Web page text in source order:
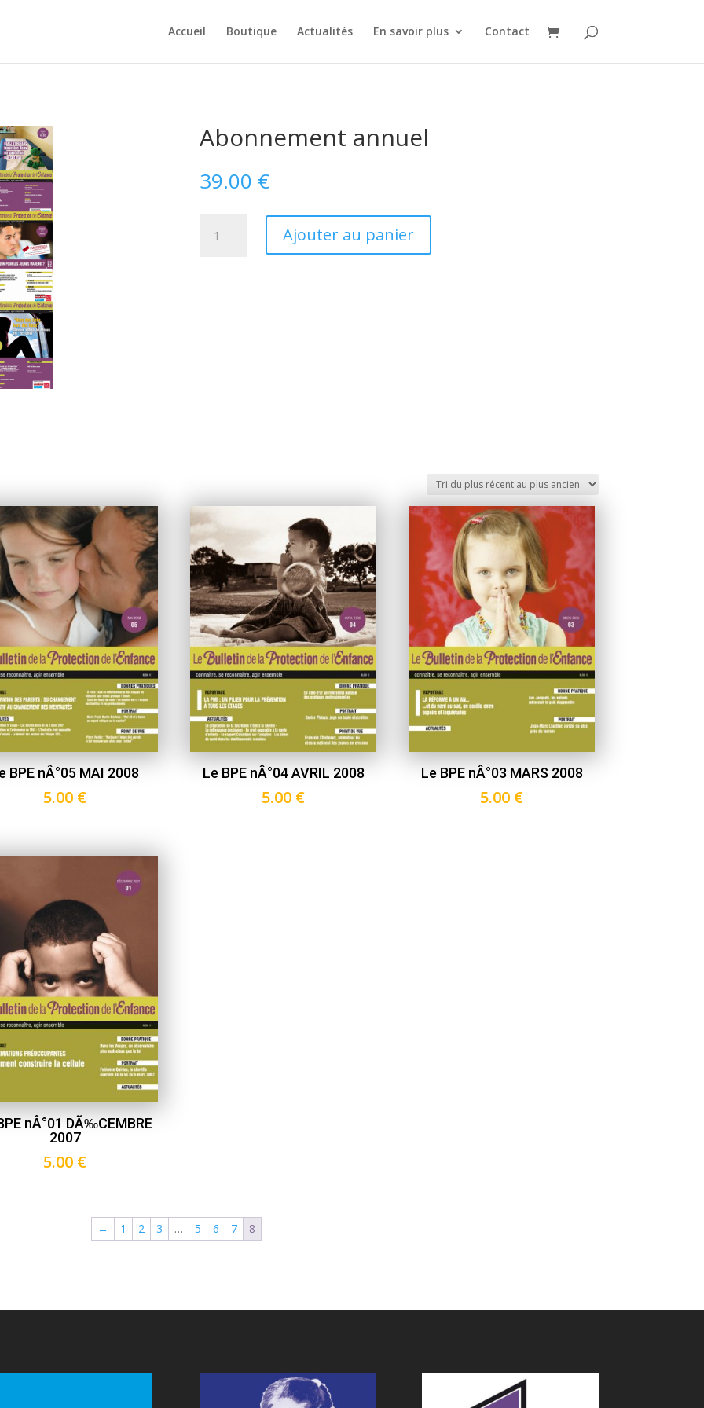
Accueil Boutique Actualités En savoir plus Contact
Abonnement annuel
39.00 €
Ajouter au panier
BPE nÂ°05 MAI 2008
5.00 €
Le BPE nÂ°04 AVRIL 2008
5.00 €
Le BPE nÂ°03 MARS 2008
5.00 €
nÂ°01 DÃ‰CEMBRE
2007
5.00 €
← 1 2 3 … 5 6 7 8